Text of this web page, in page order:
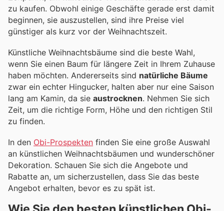
zu kaufen. Obwohl einige Geschäfte gerade erst damit
beginnen, sie auszustellen, sind ihre Preise viel
günstiger als kurz vor der Weihnachtszeit.
Künstliche Weihnachtsbäume sind die beste Wahl,
wenn Sie einen Baum für längere Zeit in Ihrem Zuhause
haben möchten. Andererseits sind natürliche Bäume
zwar ein echter Hingucker, halten aber nur eine Saison
lang am Kamin, da sie austrocknen. Nehmen Sie sich
Zeit, um die richtige Form, Höhe und den richtigen Stil
zu finden.
In den Obi-Prospekten finden Sie eine große Auswahl
an künstlichen Weihnachtsbäumen und wunderschöner
Dekoration. Schauen Sie sich die Angebote und
Rabatte an, um sicherzustellen, dass Sie das beste
Angebot erhalten, bevor es zu spät ist.